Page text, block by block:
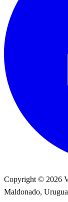
Copyright © 2026
Maldonado,